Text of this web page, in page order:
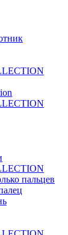
пальцев